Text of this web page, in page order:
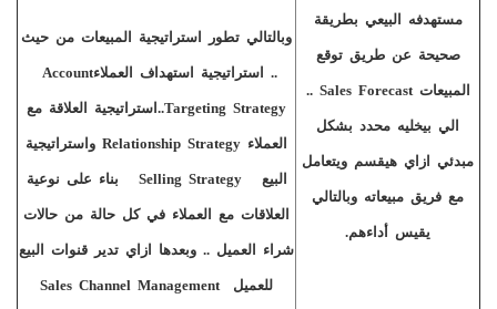
مستهدفه البيعي بطريقة
صحيحة عن طريق توقع
المبيعاتSales Forecast
..
الي بيخليه محدد بشكل
مبدئي ازاي هيقسم ويتعامل
مع فريق مبيعاته وبالتالي
يقيس أداءهم.
وبالتالي تطور استراتيجية المبيعات من حيث
.. استراتيجية استهداف العملاءAccount
Targeting Strategy
..استراتيجية العلاقة مع
العملاء Relationship Strategy واستراتيجية
البيع Selling Strategy بناء على نوعية
العلاقات مع العملاء في كل حالة من حالات
شراء العميل .. وبعدها ازاي تدير قنوات البيع
للعميل Sales Channel Management